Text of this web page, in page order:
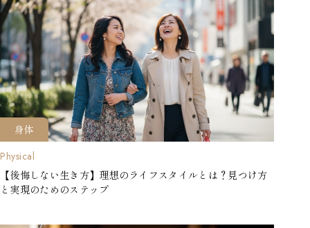
身体
Physical
【後悔しない生き方】理想のライフスタイルとは？見つけ方
と実現のためのステップ